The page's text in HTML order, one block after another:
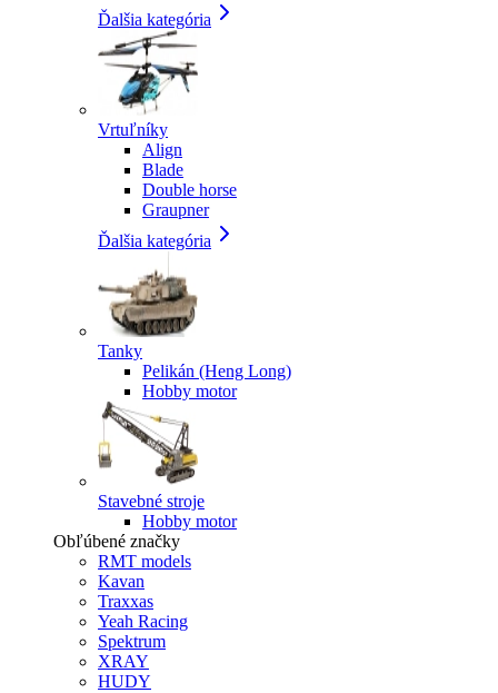
Ďalšia kategória
Vrtuľníky
Align
Blade
Double horse
Graupner
Ďalšia kategória
Tanky
Pelikán (Heng Long)
Hobby motor
Stavebné stroje
Hobby motor
Obľúbené značky
RMT models
Kavan
Traxxas
Yeah Racing
Spektrum
XRAY
HUDY